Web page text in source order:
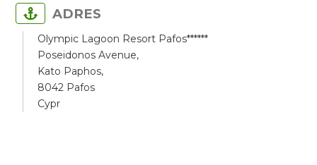
ADRES
Olympic Lagoon Resort Pafos******
Poseidonos Avenue,
Kato Paphos,
8042 Pafos
Cypr